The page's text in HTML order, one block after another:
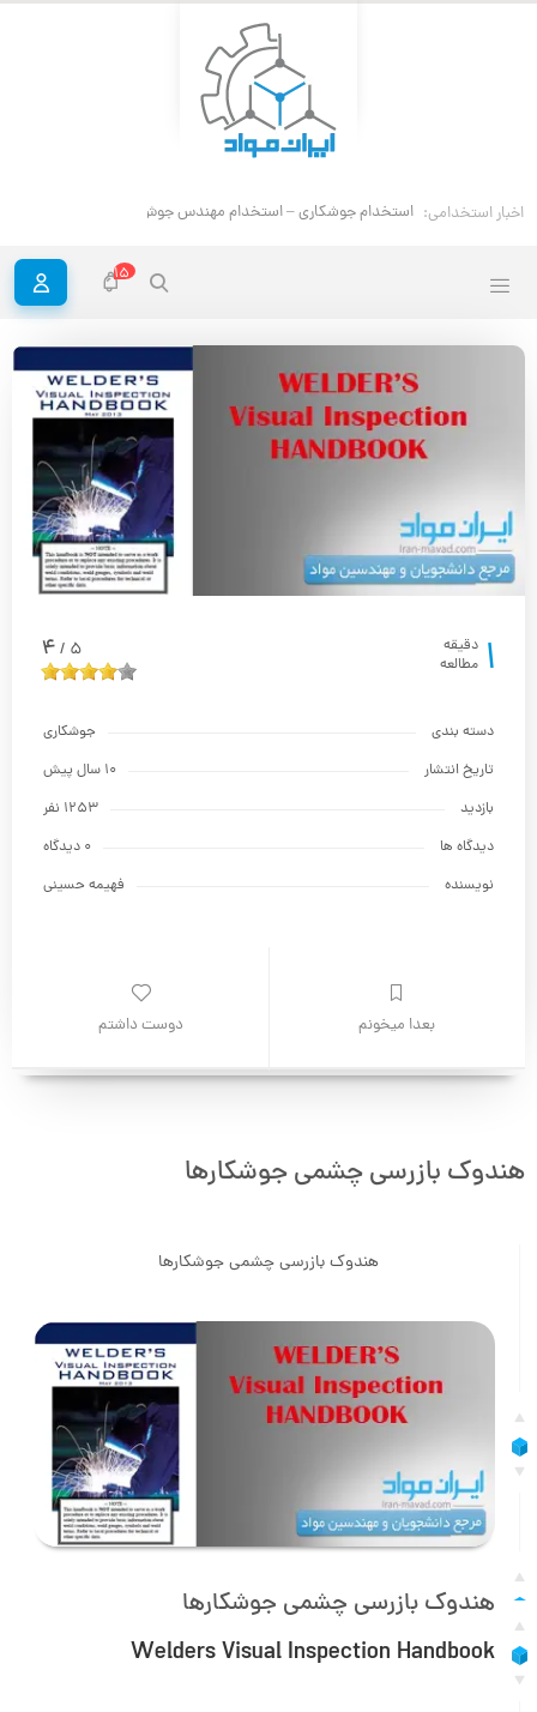
اخبار استخدامی: استخدام جوشکاری – استخدام مهندس جوش
15
1 دقیقه
مطالعه
5
/
4
دسته بندی
جوشکاری
تاریخ انتشار
10 سال پیش
بازدید
1253 نفر
دیدگاه ها
0 دیدگاه
نویسنده
فهیمه حسینی
بعدا میخونم دوست داشتم
هندوک بازرسی چشمی جوشکارها
هندوک بازرسی چشمی جوشکارها
هندوک بازرسی چشمی جوشکارها
Welders Visual Inspection Handbook